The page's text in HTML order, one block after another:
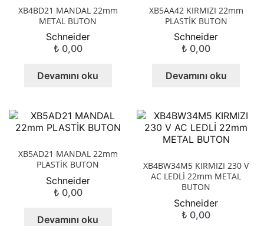
XB4BD21 MANDAL 22mm
METAL BUTON
Schneider
₺ 0,00
Devamını oku
XB5AA42 KIRMIZI 22mm
PLASTİK BUTON
Schneider
₺ 0,00
Devamını oku
XB5AD21 MANDAL 22mm
PLASTİK BUTON
Schneider
₺ 0,00
Devamını oku
XB4BW34M5 KIRMIZI 230 V
AC LEDLİ 22mm METAL
BUTON
Schneider
₺ 0,00